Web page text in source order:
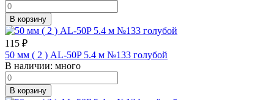
В корзину
115 ₽
50 мм ( 2 ) AL-50P 5.4 м №133 голубой
В наличии: много
В корзину